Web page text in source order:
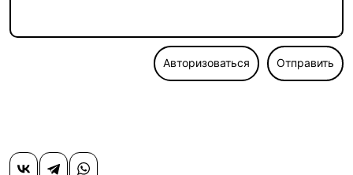
Авторизоваться Отправить